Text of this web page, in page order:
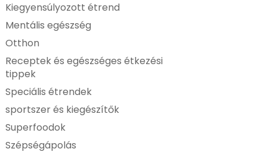
Kiegyensúlyozott étrend
Mentális egészség
Otthon
Receptek és egészséges étkezési
tippek
Speciális étrendek
sportszer és kiegészítők
Superfoodok
Szépségápolás